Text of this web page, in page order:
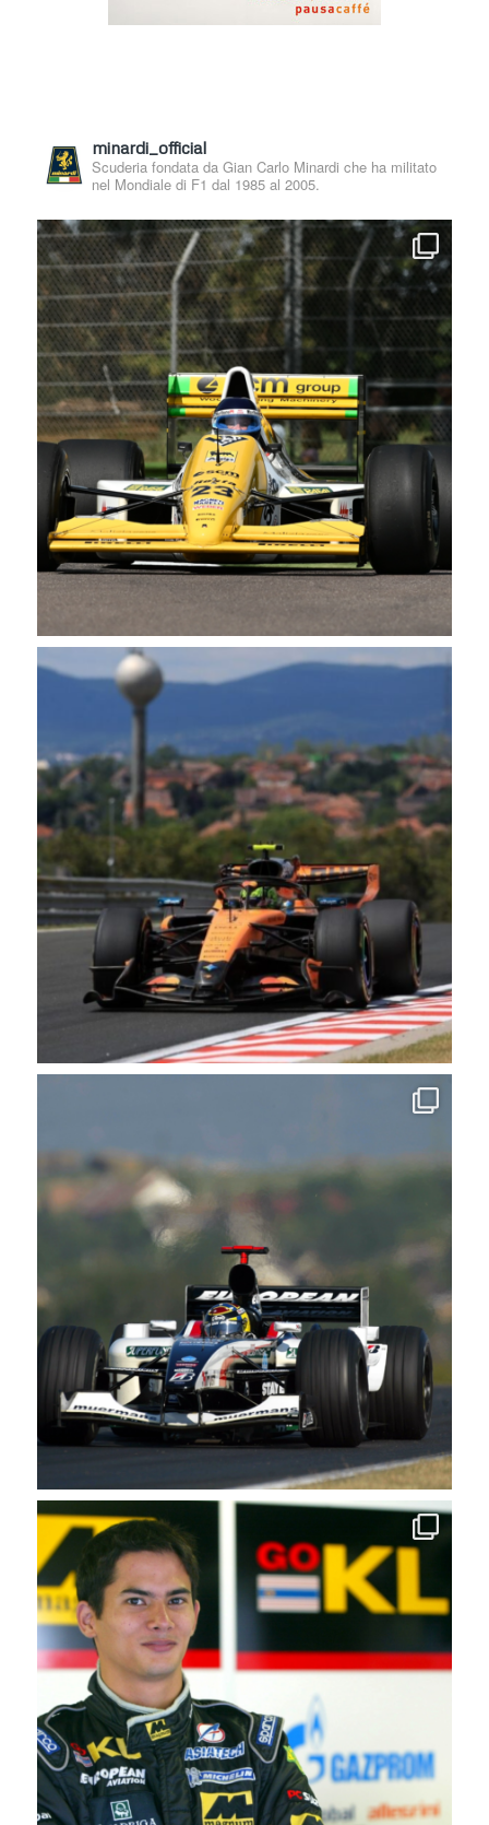
minardi_official
Scuderia fondata da Gian Carlo Minardi che ha militato
nel Mondiale di F1 dal 1985 al 2005.